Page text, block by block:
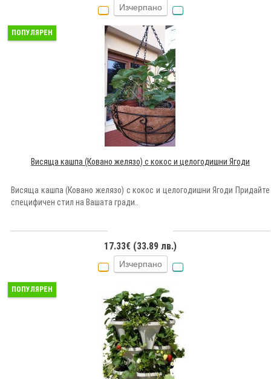
Изчерпано
ПОПУЛЯРЕН
Висяща кашпа (Ковано желязо) с кокос и целогодишни Ягоди
Висяща кашпа (Ковано желязо) с кокос и целогодишни Ягоди Придайте
специфичен стил на Вашата гради..
17.33€ (33.89 лв.)
Изчерпано
ПОПУЛЯРЕН